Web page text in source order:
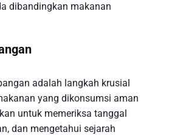
dibandingkan makanan
adalah langkah krusial
yang dikonsumsi aman
untuk memeriksa tanggal
dan mengetahui sejarah